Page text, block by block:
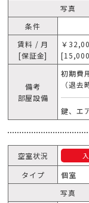
写真
条件
賃料 / 月
[保証金]
￥
備考
部屋設備
初期費
（退去
鍵、エ
空室状況
タイプ
個室
写真